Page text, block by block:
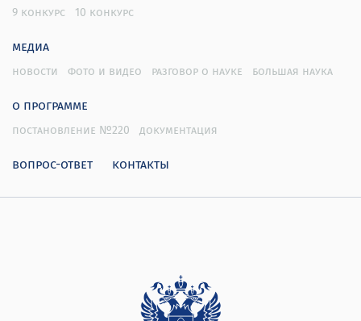
9 конкурс
10 конкурс
медиа
новости фото и видео разговор о науке большая наука
о программе
постановление №220 документация
вопрос-ответ контакты